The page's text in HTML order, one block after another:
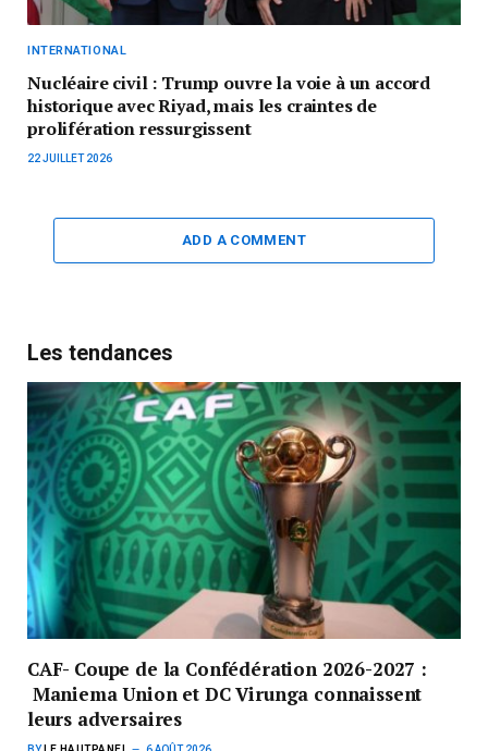
INTERNATIONAL
Nucléaire civil : Trump ouvre la voie à un accord
historique avec Riyad, mais les craintes de
prolifération ressurgissent
22 JUILLET 2026
ADD A COMMENT
Les tendances
CAF- Coupe de la Confédération 2026-2027 :
Maniema Union et DC Virunga connaissent
leurs adversaires